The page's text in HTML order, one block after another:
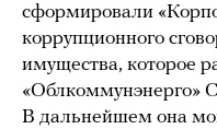
сформировали
коррупционного
имущества, которое
«Облкоммунэнерго»
В дальнейшем она